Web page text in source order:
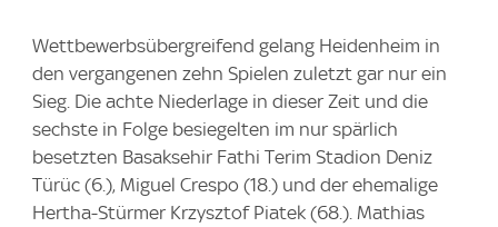
Wettbewerbsübergreifend gelang Heidenheim in
den vergangenen zehn Spielen zuletzt gar nur ein
Sieg. Die achte Niederlage in dieser Zeit und die
sechste in Folge besiegelten im nur spärlich
besetzten Basaksehir Fathi Terim Stadion Deniz
Türüc (6.), Miguel Crespo (18.) und der ehemalige
Hertha-Stürmer Krzysztof Piatek (68.). Mathias